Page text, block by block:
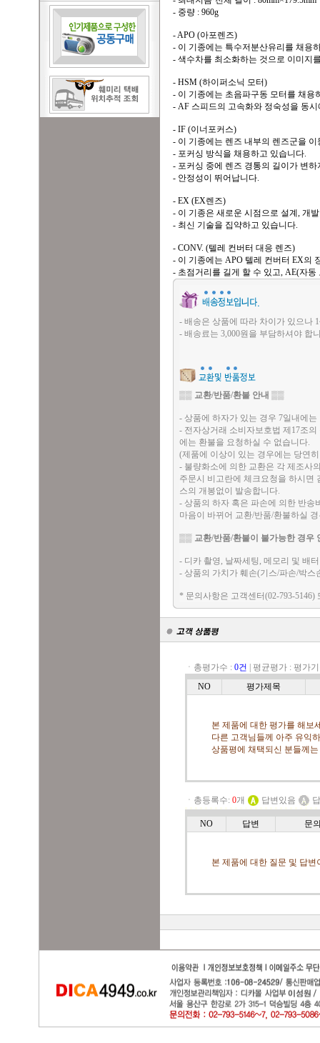
- 중량 : 960g
- APO (아포렌즈)
- 이 기종에는 특수저분산유리를 채용
- 색수차를 최소화하는 것으로 이미지
- HSM (하이퍼소닉 모터)
- 이 기종에는 초음파구동 모터를 채용
- AF 스피드의 고속화와 정숙성을 동
- IF (이너포커스)
- 이 기종에는 렌즈 내부의 렌즈군을 이
- 포커싱 방식을 채용하고 있습니다.
- 포커싱 중에 렌즈 경통의 길이가 변하
- 안정성이 뛰어납니다.
- EX (EX렌즈)
- 이 기종은 새로운 시점으로 설계, 개
- 최신 기술을 집약하고 있습니다.
- CONV. (텔레 컨버터 대응 렌즈)
- 이 기종에는 APO 텔레 컨버터 EX의
- 초점거리를 길게 할 수 있고, AE(자
- 배송은 상품에 따라 차이가 있으나
- 배송료는 3,000원을 부담하셔야 합
▒▒ 교환/반품/환불 안내 ▒▒
- 상품에 하자가 있는 경우 7일내에
- 전자상거래 소비자보호법 제17조
에는 환불을 요청하실 수 없습니다.
(제품에 이상이 있는 경우에는 당연
- 불량화소에 의한 교환은 각 제조사
주문시 비고란에 체크요청을 하시면
스의 개봉없이 발송합니다.
- 상품의 하자 혹은 파손에 의한 반송
마음이 바뀌어 교환/반품/환불하실
▒▒ 교환/반품/환불이 불가능한 경우
- 디카 촬영, 날짜세팅, 메모리 및 배
- 상품의 가치가 훼손(기스/파손/박
* 문의사항은 고객센터(02-793-5146)
ㆍ총평가수 : 0건 평균평가 : 평가
NO
평가제목
본 제품에 대한 평가를 해보
다른 고객님들께 아주 유익
상품평에 채택되신 분들께
ㆍ총등록수: 0개 답변있음
NO 답변 문
본 제품에 대한 질문 및 답